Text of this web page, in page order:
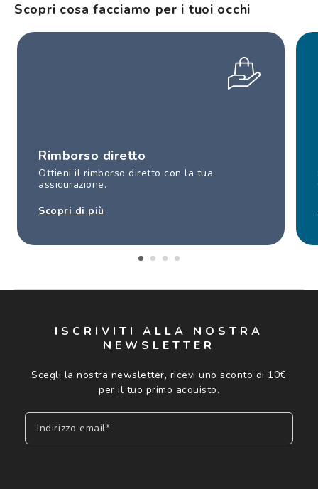
Scopri cosa facciamo per i tuoi occhi
Rimborso diretto
Ottieni il rimborso diretto con la tua
assicurazione.
Scopri di più
ISCRIVITI ALLA NOSTRA
NEWSLETTER
Scegli la nostra newsletter, ricevi uno sconto di 10€
per il tuo primo acquisto.
Indirizzo email*